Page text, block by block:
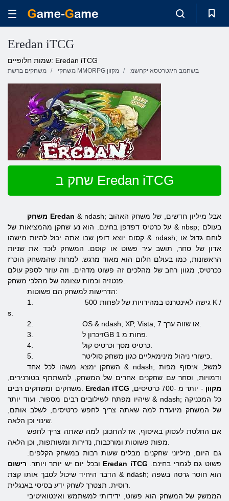
Eredan iTCG
שמות חלופיים: Eredan iTCG
משחקים ברשת משחקי MMORPG מקוון בשחמב היגטרטסא יקחשמ
שחק ב Eredan iTCG
משחק Eredan & ndash; אבל מיליון חדשים, של משחק האהוב
על כרטיס דפדפן בחינם. הוא נע שחקן מהמציאות של & nbsp; בעולם
קסום יוצא דופן שבו אתה יכול להיות מישהו & ndash; לוחם גדול או
אדון של סחר, תושב עיר פשוט או קוסם. המשחק לוכד את שניות
הראשונות, כמו בעולם חלום הוא מאוד מרגש. למרות שהמשחק הוכרז
ככרטיס, מגוון רחב של מהלכים זה פשוט מדהים. וזה עוזר לספק עולם
הדרישות למשחק הם פשוטות:
1. גישה לאינטרנט במהירויות של לפחות 500 K /
s.
2. OS & ndash; XP, Vista, 7 או שווה ערך.
4. כרטיס מסך וכרטיס קול.
5. כישורי ניהול מינימאליים כגון משחק סוליטר.
השחקן ימצא משהו לכל אחד & ndash; למשל, איסוף מפות
ודמויות, וסחר עם שחקנים אחרים של המשחק, להשתתף בטורנירים,
Eredan iTCG מקוון
- יותר מ -700 כרטיסים,
שיהיו מפתח לשילובים רבים מספור. ועוד יותר & ndash; כל המכניקה
של המשחק מיועדת למה שאתה צריך לחפש כרטיסים, לשלב אותם,
אם החלטת לעסוק באיסוף, אז להתכונן למה שאתה צריך לחפש
גם היום, מיליוני שחקנים מבלים שעות רבות במשחק הקלפים.
ובכל יום יש יותר ויותר. רישום Eredan iTCG פשוט גם לגמרי בחינם.
הדבר היחיד שיכול לסבך אותו קצת & ndash; הוא חוסר גרסה בשפה
הממשק של המשחק הוא פשוט, ידידותי למשתמש ואינטואיטיבי